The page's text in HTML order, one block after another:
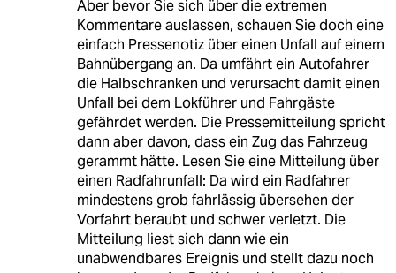
Aber bevor Sie sich über die extremen
Kommentare auslassen, schauen Sie doch eine
einfach Pressenotiz über einen Unfall auf einem
Bahnübergang an. Da umfährt ein Autofahrer
die Halbschranken und verursacht damit einen
Unfall bei dem Lokführer und Fahrgäste
gefährdet werden. Die Pressemitteilung spricht
dann aber davon, dass ein Zug das Fahrzeug
gerammt hätte. Lesen Sie eine Mitteilung über
einen Radfahrunfall: Da wird ein Radfahrer
mindestens grob fahrlässig übersehen der
Vorfahrt beraubt und schwer verletzt. Die
Mitteilung liest sich dann wie ein
unabwendbares Ereignis und stellt dazu noch